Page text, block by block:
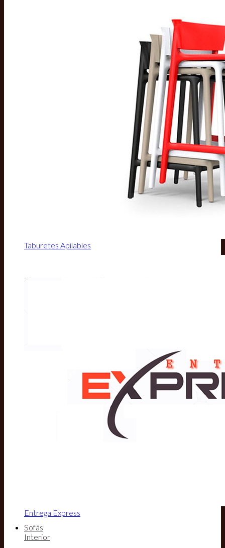
Taburetes Apilables
Entrega Express
Sofás
Interior